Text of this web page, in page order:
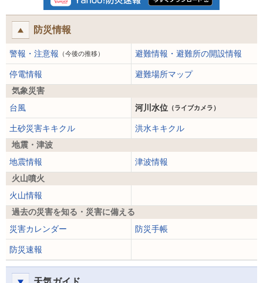
防災情報
警報・注意報 （今後の推移） 避難情報・避難所の開設情報
停電情報
避難場所マップ
気象災害
台風
河川水位 （ライブカメラ）
土砂災害キキクル
洪水キキクル
地震・津波
地震情報
津波情報
火山噴火
火山情報
過去の災害を知る・災害に備える
災害カレンダー
防災手帳
防災速報